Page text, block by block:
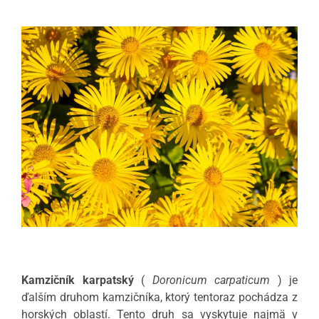
Kamzičník karpatský( Doronicum carpaticum ) je
ďalším druhom kamzičníka, ktorý tentoraz pochádza z
horských oblastí. Tento druh sa vyskytuje najmä v